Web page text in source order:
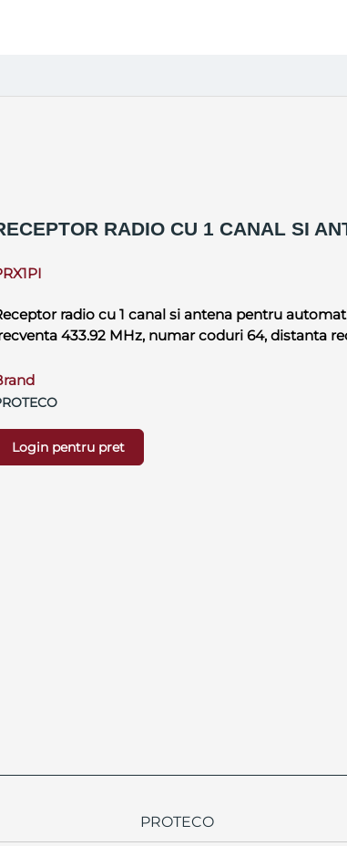
RADIO CU 1 CANAL SI
radio cu 1 canal si antena pentru
433.92 MHz, numar coduri 64, distanta
Login pentru pret
PROTECO